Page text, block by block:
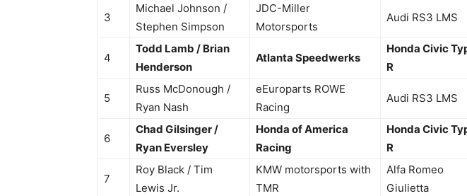
3
Michael Johnson /
Stephen Simpson
JDC-Miller
Motorsports
Audi RS3 LMS
4
Todd Lamb / Brian
Henderson
Atlanta Speedwerks
Honda Civic
R
5
Russ McDonough /
Ryan Nash
eEuroparts ROWE
Racing
Audi RS3 LMS
6
Chad Gilsinger /
Ryan Eversley
Honda of America
Racing
Honda Civic
R
7
Roy Black / Tim
Lewis Jr.
KMW motorsports with
TMR
Alfa Romeo
Giulietta